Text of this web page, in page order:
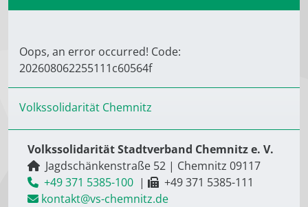
Oops, an error occurred! Code:
202608062255111c60564f
Volkssolidarität Chemnitz
Volkssolidarität Stadtverband Chemnitz e. V.
Jagdschänkenstraße 52 | Chemnitz 09117
+49 371 5385-100 |
+49 371 5385-111
kontakt@vs-chemnitz.de